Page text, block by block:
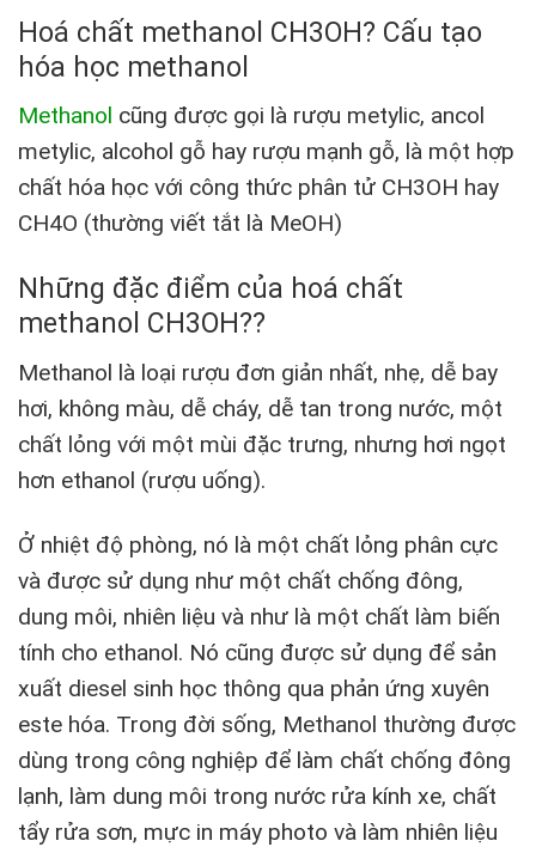
Hoá chất methanol CH3OH? Cấu tạo
hóa học methanol
Methanol cũng được gọi là rượu metylic, ancol
metylic, alcohol gỗ hay rượu mạnh gỗ, là một hợp
chất hóa học với công thức phân tử CH3OH hay
CH4O (thường viết tắt là MeOH)
Những đặc điểm của hoá chất
methanol CH3OH??
Methanol là loại rượu đơn giản nhất, nhẹ, dễ bay
hơi, không màu, dễ cháy, dễ tan trong nước, một
chất lỏng với một mùi đặc trưng, nhưng hơi ngọt
hơn ethanol (rượu uống).
Ở nhiệt độ phòng, nó là một chất lỏng phân cực
và được sử dụng như một chất chống đông,
dung môi, nhiên liệu và như là một chất làm biến
tính cho ethanol. Nó cũng được sử dụng để sản
xuất diesel sinh học thông qua phản ứng xuyên
este hóa. Trong đời sống, Methanol thường được
dùng trong công nghiệp để làm chất chống đông
lạnh, làm dung môi trong nước rửa kính xe, chất
tẩy rửa sơn, mực in máy photo và làm nhiên liệu